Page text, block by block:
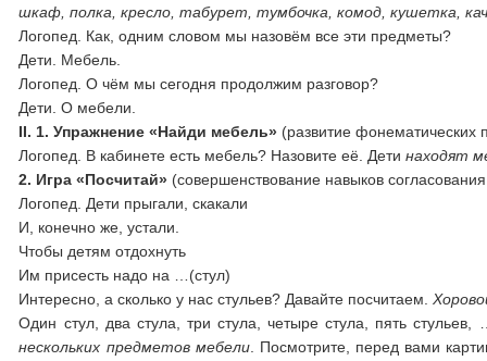
шкаф, полка, кресло, табурет, тумбочка, комод, кушетка,
Логопед. Как, одним словом мы назовём все эти предметы?
Дети. Мебель.
Логопед. О чём мы сегодня продолжим разговор?
Дети. О мебели.
II. 1. Упражнение «Найди мебель» (развитие фонематических
Логопед. В кабинете есть мебель? Назовите её. Детинаходят
2. Игра «Посчитай» (совершенствование навыков
Логопед. Дети прыгали, скакали
И, конечно же, устали.
Чтобы детям отдохнуть
Им присесть надо на …(стул)
Интересно, а сколько у нас стульев? Давайте посчитаем.
Один стул, два стула, три стула, четыре стула, пять
нескольких предметов мебели. Посмотрите, перед вами